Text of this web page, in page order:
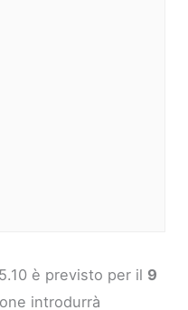
è previsto per il 9
introdurrà